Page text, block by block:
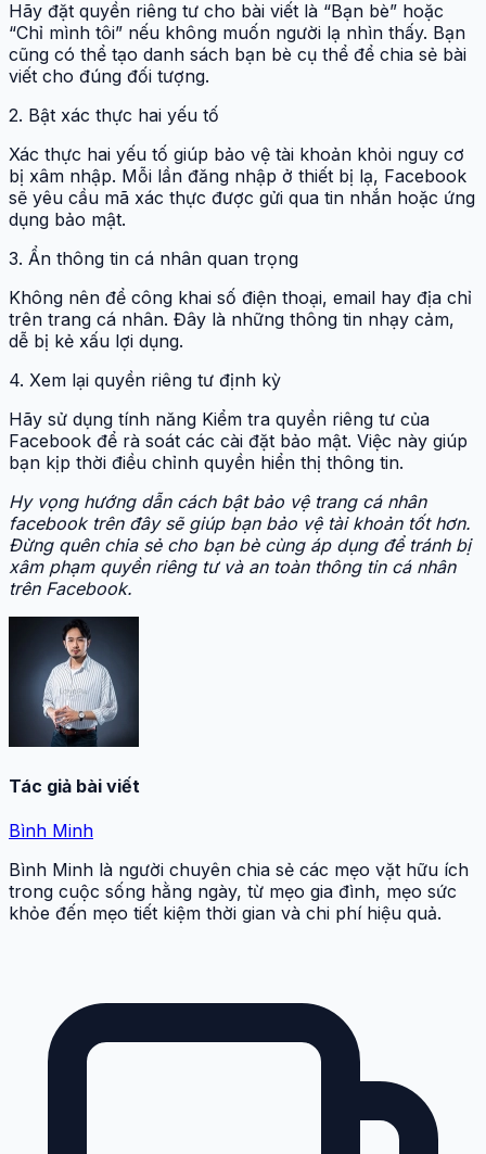
Hãy đặt quyền riêng tư cho bài viết là “Bạn bè” hoặc
“Chỉ mình tôi” nếu không muốn người lạ nhìn thấy. Bạn
cũng có thể tạo danh sách bạn bè cụ thể để chia sẻ bài
viết cho đúng đối tượng.
2. Bật xác thực hai yếu tố
Xác thực hai yếu tố giúp bảo vệ tài khoản khỏi nguy cơ
bị xâm nhập. Mỗi lần đăng nhập ở thiết bị lạ, Facebook
sẽ yêu cầu mã xác thực được gửi qua tin nhắn hoặc ứng
dụng bảo mật.
3. Ẩn thông tin cá nhân quan trọng
Không nên để công khai số điện thoại, email hay địa chỉ
trên trang cá nhân. Đây là những thông tin nhạy cảm,
dễ bị kẻ xấu lợi dụng.
4. Xem lại quyền riêng tư định kỳ
Hãy sử dụng tính năng Kiểm tra quyền riêng tư của
Facebook để rà soát các cài đặt bảo mật. Việc này giúp
bạn kịp thời điều chỉnh quyền hiển thị thông tin.
Hy vọng hướng dẫn cách bật bảo vệ trang cá nhân
facebook trên đây sẽ giúp bạn bảo vệ tài khoản tốt hơn.
Đừng quên chia sẻ cho bạn bè cùng áp dụng để tránh bị
xâm phạm quyền riêng tư và an toàn thông tin cá nhân
trên Facebook.
Tác giả bài viết
Bình Minh
Bình Minh là người chuyên chia sẻ các mẹo vặt hữu ích
trong cuộc sống hằng ngày, từ mẹo gia đình, mẹo sức
khỏe đến mẹo tiết kiệm thời gian và chi phí hiệu quả.